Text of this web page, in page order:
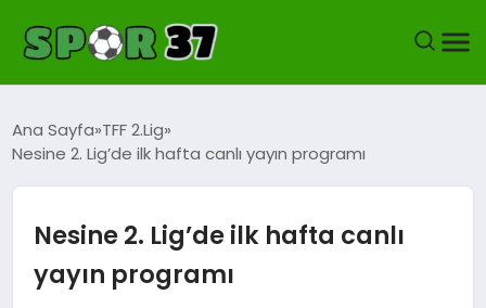
YEREL FUTBOL
BASKETBOL
Ana Sayfa TFF 2.Lig
Nesine 2. Lig’de ilk hafta canlı yayın programı
Nesine 2. Lig’de ilk hafta canlı
yayın programı